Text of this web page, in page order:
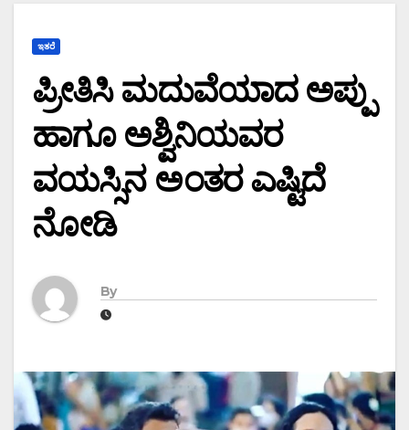
ಇತರೆ
ಪ್ರೀತಿಸಿ ಮದುವೆಯಾದ ಅಪ್ಪು
ಹಾಗೂ ಅಶ್ವಿನಿಯವರ
ವಯಸ್ಸಿನ ಅಂತರ ಎಷ್ಟಿದೆ
ನೋಡಿ
By